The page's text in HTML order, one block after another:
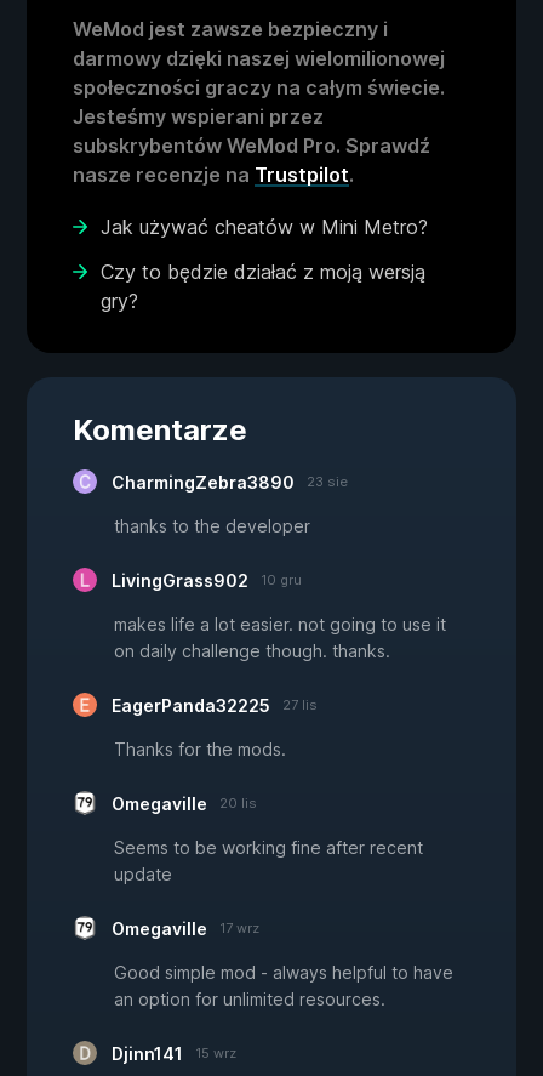
WeMod jest zawsze bezpieczny i
darmowy dzięki naszej wielomilionowej
społeczności graczy na całym świecie.
Jesteśmy wspierani przez
subskrybentów WeMod Pro. Sprawdź
nasze recenzje na Trustpilot.
Jak używać cheatów w Mini Metro?
Czy to będzie działać z moją wersją
gry?
Komentarze
CharmingZebra3890 23 sie
thanks to the developer
LivingGrass902 10 gru
makes life a lot easier. not going to use it
on daily challenge though. thanks.
EagerPanda32225 27 lis
Thanks for the mods.
Omegaville 20 lis
Seems to be working fine after recent
update
Omegaville 17 wrz
Good simple mod - always helpful to have
an option for unlimited resources.
Djinn141 15 wrz